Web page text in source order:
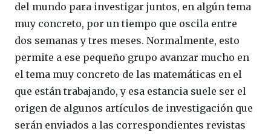
del mundo para investigar juntos, en algún tema
muy concreto, por un tiempo que oscila entre
dos semanas y tres meses. Normalmente, esto
permite a ese pequeño grupo avanzar mucho en
el tema muy concreto de las matemáticas en el
que están trabajando, y esa estancia suele ser el
origen de algunos artículos de investigación que
serán enviados a las correspondientes revistas